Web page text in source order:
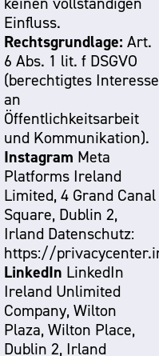
Einfluss.
Rechtsgrundlage: Art.
6 Abs. 1 lit. f DSGVO
(berechtigtes Interesse
an
Öffentlichkeitsarbeit
und Kommunikation).
Instagram Meta
Platforms Ireland
Limited, 4 Grand Canal
Square, Dublin 2,
Irland Datenschutz:
https://
LinkedIn LinkedIn
Ireland Unlimited
Company, Wilton
Plaza, Wilton Place,
Dublin 2, Irland